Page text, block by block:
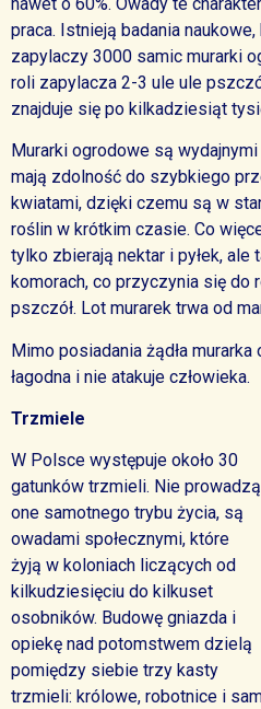
praca. Istnieją badania
zapylaczy 3000 samic murarki
roli zapylacza 2-3 ule ule
znajduje się po kilkadziesiąt
Murarki ogrodowe są
mają zdolność do szybkiego
kwiatami, dzięki czemu są w
roślin w krótkim czasie. Co
tylko zbierają nektar i pyłek, ale
komorach, co przyczynia się do
pszczół. Lot murarek trwa od
Mimo posiadania żądła
łagodna i nie atakuje człowieka.
Trzmiele
W Polsce występuje około 30
gatunków trzmieli. Nie prowadzą
one samotnego trybu życia, są
owadami społecznymi, które
żyją w koloniach liczących od
kilkudziesięciu do kilkuset
osobników. Budowę gniazda i
opiekę nad potomstwem dzielą
pomiędzy siebie trzy kasty
trzmieli: królowe, robotnice i